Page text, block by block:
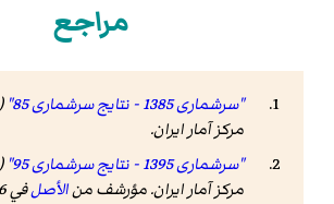
مراجع
"سرشماری 1385 - نتایج سرشماری 85"
مرکز آمار ایران.
"سرشماری 1395 - نتایج سرشماری 95"
مرکز آمار ایران. مؤرشف منالأصلفي 26 مايو 2020